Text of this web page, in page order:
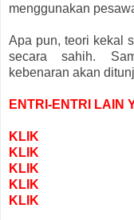
menggunakan
Apa pun, teori kekal
secara sahih.
kebenaran akan
ENTRI-ENTRI LAIN
KLIK
KLIK
KLIK
KLIK
KLIK